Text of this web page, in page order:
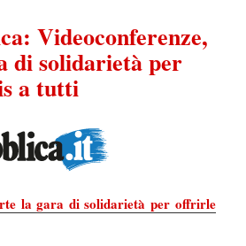
Videoconferenze,
di solidarietà per
a tutti
la gara di solidarietà per offrirle